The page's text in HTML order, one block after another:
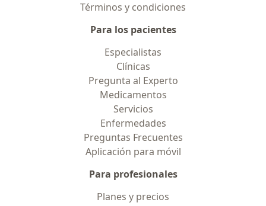
Términos y condiciones
Para los pacientes
Especialistas
Clínicas
Pregunta al Experto
Medicamentos
Servicios
Enfermedades
Preguntas Frecuentes
Aplicación para móvil
Para profesionales
Planes y precios